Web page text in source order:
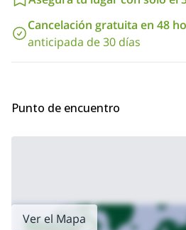
escalada. Así que,
siempre que estés en
buena condición
gran momento.
Así que si quieres no solo ver la
explorar más de la hermosa
También puedo llevarte a un día
Cancelación gratuita en 48
anticipada de 30 días
Punto de encuentro
Ver el Mapa